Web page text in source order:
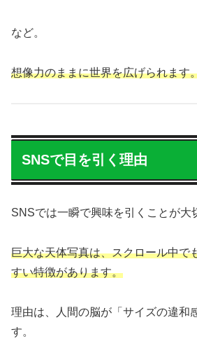
など。
想像力のままに世界を広げられます
SNSで目を引く理由
SNSでは一瞬で興味を引くことが大
巨大な天体写真は、スクロール中で
すい特徴があります。
理由は、人間の脳が「サイズの違和
す。